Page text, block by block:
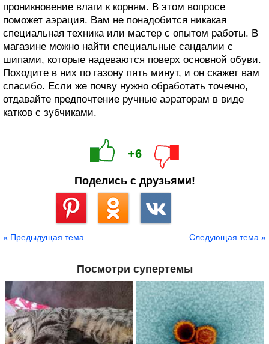
проникновение влаги к корням. В этом вопросе
поможет аэрация. Вам не понадобится никакая
специальная техника или мастер с опытом работы. В
магазине можно найти специальные сандалии с
шипами, которые надеваются поверх основной обуви.
Походите в них по газону пять минут, и он скажет вам
спасибо. Если же почву нужно обработать точечно,
отдавайте предпочтение ручные аэраторам в виде
катков с зубчиками.
+6
Поделись с друзьями!
« Предыдущая тема Следующая тема »
Посмотри супертемы